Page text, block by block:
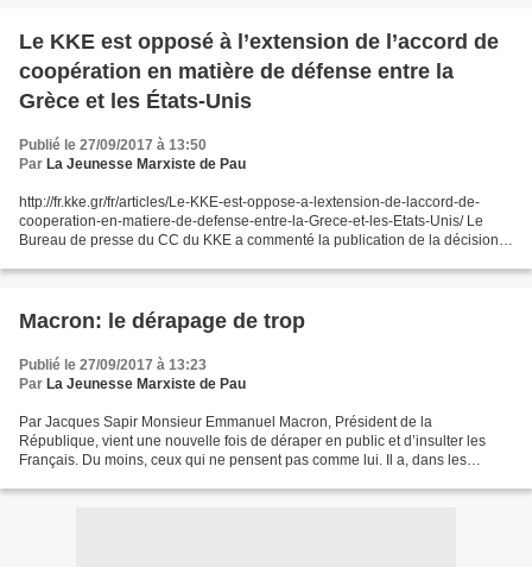
Le KKE est opposé à l’extension de l’accord de
coopération en matière de défense entre la
Grèce et les États-Unis
Publié le 27/09/2017 à 13:50
Par La Jeunesse Marxiste de Pau
http://fr.kke.gr/fr/articles/Le-KKE-est-oppose-a-lextension-de-laccord-de-
cooperation-en-matiere-de-defense-entre-la-Grece-et-les-Etats-Unis/ Le
Bureau de presse du CC du KKE a commenté la publication de la décision
Macron: le dérapage de trop
Publié le 27/09/2017 à 13:23
Par La Jeunesse Marxiste de Pau
Par Jacques Sapir Monsieur Emmanuel Macron, Président de la
République, vient une nouvelle fois de déraper en public et d’insulter les
Français. Du moins, ceux qui ne pensent pas comme lui. Il a, dans les